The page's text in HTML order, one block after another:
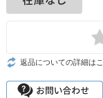
返品についての詳細は